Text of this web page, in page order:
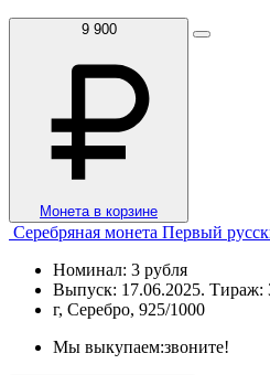
9 900
Монета в корзине
Серебряная монета Первый
Номинал: 3 рубля
Выпуск: 17.06.2025. Тираж:
г, Серебро, 925/1000
Мы выкупаем:звоните!